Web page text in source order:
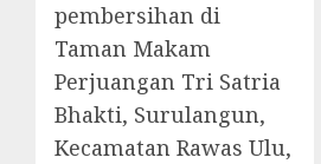
pembersihan di
Taman Makam
Perjuangan Tri Satria
Bhakti, Surulangun,
Kecamatan Rawas Ulu,